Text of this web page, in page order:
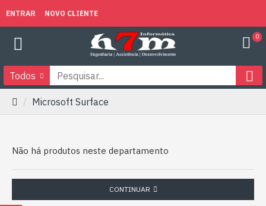
ENTRAR NOVO CLIENTE
0
Todos
Microsoft Surface
Não há produtos neste departamento
CONTINUAR